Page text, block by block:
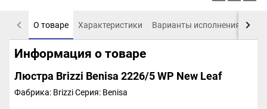
О товаре Характеристики Варианты исполнения
Информация о товаре
Люстра Brizzi Benisa 2226/5 WP New Leaf
Фабрика: BrizziСерия: Benisa